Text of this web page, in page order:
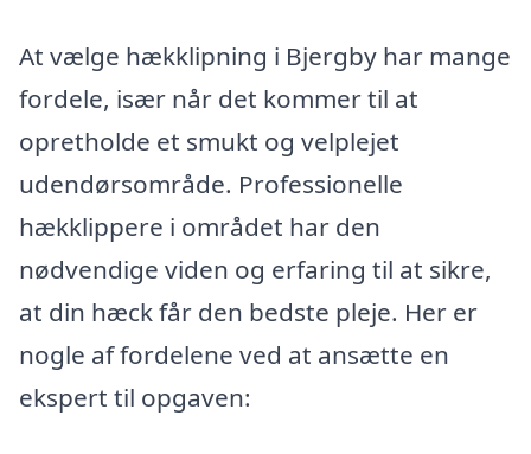
At vælge hækklipning i Bjergby har mange
fordele, især når det kommer til at
opretholde et smukt og velplejet
udendørsområde. Professionelle
hækklippere i området har den
nødvendige viden og erfaring til at sikre,
at din hæck får den bedste pleje. Her er
nogle af fordelene ved at ansætte en
ekspert til opgaven: